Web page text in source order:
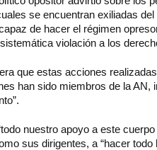
se encuentran exiliadas
de hacer el régimen
violación a los
que estas acciones
han sido miembros de la
nuestro apoyo a este
sus dirigentes, a “hacer